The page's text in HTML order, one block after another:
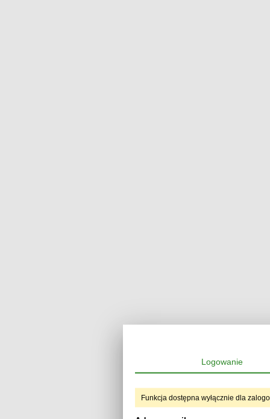
Logowanie
Funkcja dostępna wyłącznie dla